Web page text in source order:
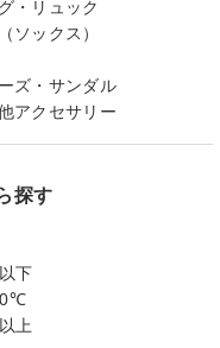
・リュック
ソックス）
ズ・サンダル
アクセサリー
探す
下
上